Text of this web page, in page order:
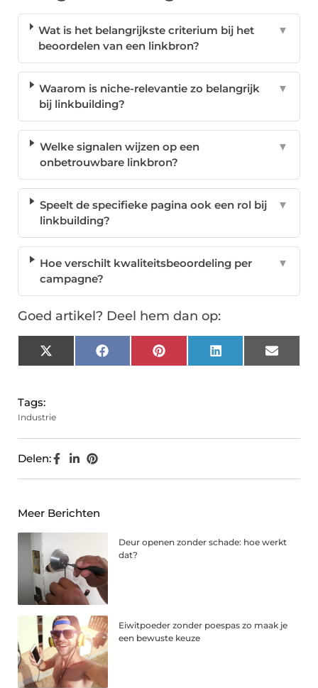
Wat is het belangrijkste criterium bij het
beoordelen van een linkbron?
▼
Waarom is niche-relevantie zo belangrijk
bij linkbuilding?
▼
Welke signalen wijzen op een
onbetrouwbare linkbron?
▼
Speelt de specifieke pagina ook een rol bij
linkbuilding?
▼
Hoe verschilt kwaliteitsbeoordeling per
campagne?
▼
Goed artikel? Deel hem dan op:
X
(Twitter)
FacebookPinterest LinkedIn Email
Tags:
Industrie
Delen:
Meer Berichten
Deur openen zonder schade: hoe werkt
dat?
Eiwitpoeder zonder poespas zo maak je
een bewuste keuze